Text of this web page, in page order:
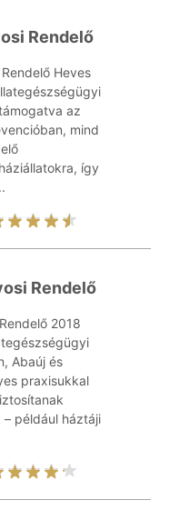
Rendelő
Heves
az
mind
így
Rendelő
2018
Abaúj és
praxisukkal
például háztáji